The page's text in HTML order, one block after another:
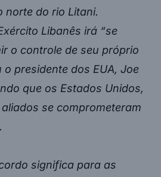
norte do rio Litani.
Libanês irá “se
o controle de seu próprio
presidente dos EUA, Joe
que os Estados Unidos,
se comprometeram
significa para as